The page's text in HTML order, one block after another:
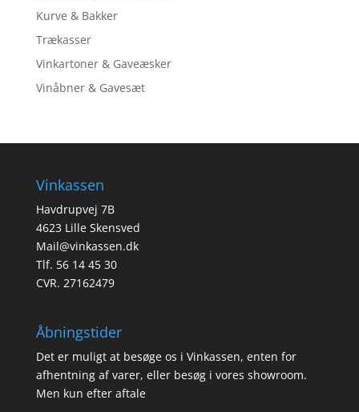
Kurve & Bakker
Trækasser
Vinkartoner & Gaveæsker
Vinåbner & Gavesæt
Vinkassen
Havdrupvej 7B
4623 Lille Skensved
Mail@vinkassen.dk
Tlf. 56 14 45 30
CVR. 27162479
Åbningstider
Det er muligt at besøge os i Vinkassen, enten for
afhentning af varer, eller besøg i vores showroom.
Men kun efter aftale